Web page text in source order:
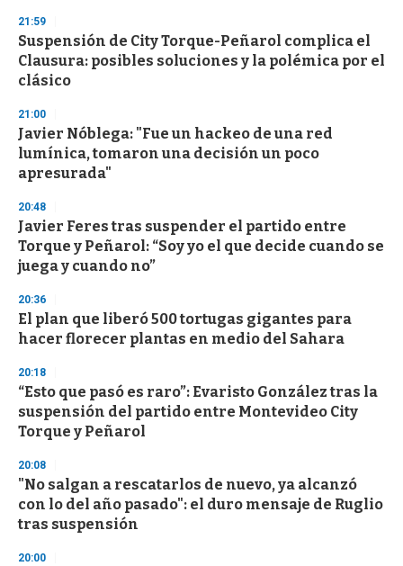
s
e
c
o
n
21:59
Suspensión de City Torque-Peñarol complica el
Clausura: posibles soluciones y la polémica por el
clásico
21:00
Javier Nóblega: "Fue un hackeo de una red
lumínica, tomaron una decisión un poco
apresurada"
20:48
Javier Feres tras suspender el partido entre
Torque y Peñarol: “Soy yo el que decide cuando se
juega y cuando no”
20:36
El plan que liberó 500 tortugas gigantes para
hacer florecer plantas en medio del Sahara
20:18
“Esto que pasó es raro”: Evaristo González tras la
suspensión del partido entre Montevideo City
Torque y Peñarol
20:08
"No salgan a rescatarlos de nuevo, ya alcanzó
con lo del año pasado": el duro mensaje de Ruglio
tras suspensión
20:00